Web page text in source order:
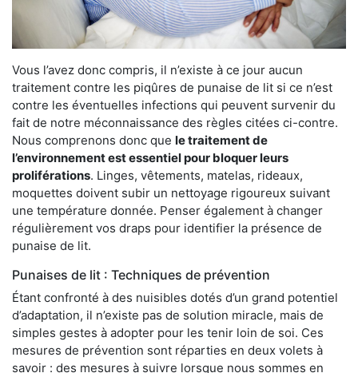
Vous l’avez donc compris, il n’existe à ce jour aucun
traitement contre les piqûres de punaise de lit si ce n’est
contre les éventuelles infections qui peuvent survenir du
fait de notre méconnaissance des règles citées ci-contre.
Nous comprenons donc que le traitement de
l’environnement est essentiel pour bloquer leurs
proliférations. Linges, vêtements, matelas, rideaux,
moquettes doivent subir un nettoyage rigoureux suivant
une température donnée. Penser également à changer
régulièrement vos draps pour identifier la présence de
punaise de lit.
Punaises de lit : Techniques de prévention
Étant confronté à des nuisibles dotés d’un grand potentiel
d’adaptation, il n’existe pas de solution miracle, mais de
simples gestes à adopter pour les tenir loin de soi. Ces
mesures de prévention sont réparties en deux volets à
savoir : des mesures à suivre lorsque nous sommes en